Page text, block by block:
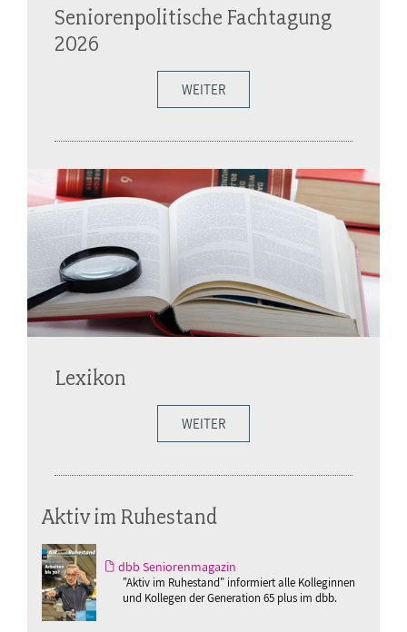
Seniorenpolitische Fachtagung
2026
WEITER
Lexikon
WEITER
Aktiv im Ruhestand
dbb Seniorenmagazin
"Aktiv im Ruhestand" informiert alle Kolleginnen
und Kollegen der Generation 65 plus im dbb.